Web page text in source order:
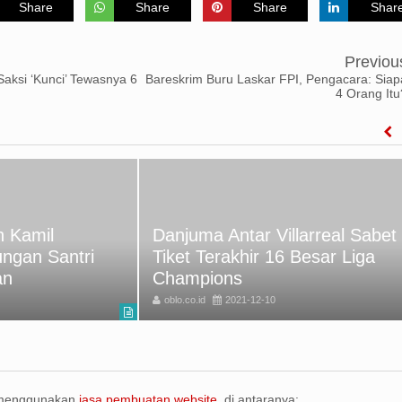
Share Share Share
‘Kunci’ Tewasnya 6
Bareskrim Buru Laskar FPI, Pengacara:
4 Orang
Kamil
Santri
Danjuma Antar Villarreal Sabet
Tiket Terakhir 16 Besar Liga
Champions
oblo.co.id 2021-12-10
jasa pembuatan website , di antaranya: